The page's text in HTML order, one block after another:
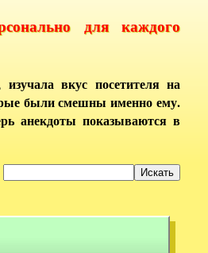
для каждого
вкус посетителя на
были смешны именно ему.
анекдоты показываются в